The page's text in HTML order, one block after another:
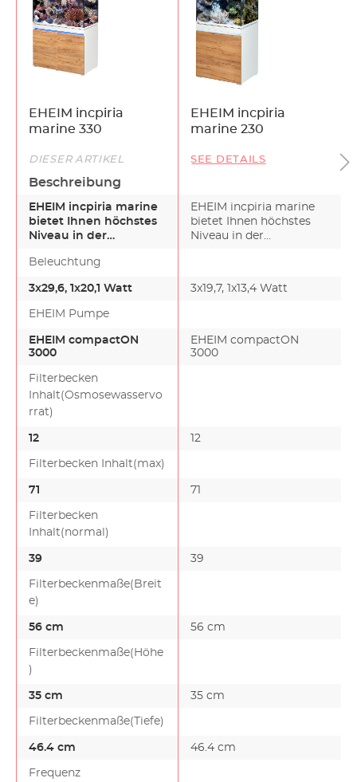
EHEIM incpiria
marine 330
EHEIM incpiria
marine 230
DIESER ARTIKEL SEE DETAILS
Beschreibung
EHEIM incpiria marine
bietet Ihnen höchstes
Niveau in der
Edl…
EHEIM incpiria marine
bietet Ihnen höchstes
Niveau in der
Beleuchtung
3x29,6, 1x20,1 Watt 3x19,7, 1x13,4 Watt
EHEIM Pumpe
EHEIM compactON
3000
EHEIM compactON
3000
Filterbecken
Inhalt(Osmosewasservo
rrat)
12 12
Filterbecken Inhalt(max)
71 71
Filterbecken
Inhalt(normal)
39 39
Filterbeckenmaße(Breit
e)
56 cm 56 cm
Filterbeckenmaße(Höhe
)
35 cm 35 cm
Filterbeckenmaße(Tiefe)
46.4 cm 46.4 cm
Frequenz